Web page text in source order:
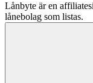
Lånbyte är en
lånebolag som listas.